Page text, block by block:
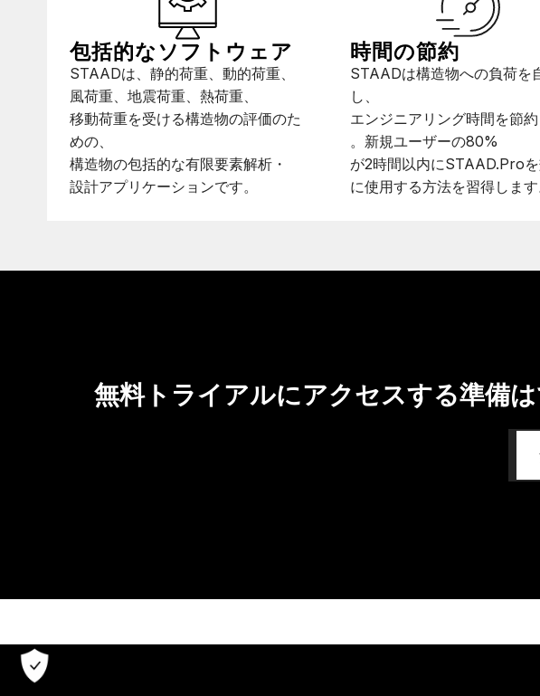
包括的なソフトウェア
STAADは、静的荷重、動的荷重、
風荷重、地震荷重、熱荷重、
移動荷重を受ける構造物の評価のた
めの、
構造物の包括的な有限要素解析・
設計アプリケーションです。
時間の節約
STAADは構造物への負荷を
し、
エンジニアリング時間を節
。新規ユーザーの80%
が2時間以内にSTAAD.Pro
に使用する方法を習得します
無料トライアルにアクセスする準備